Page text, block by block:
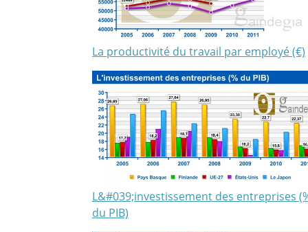
La productivité du travail par employé (€)
L&#039;investissement des entreprises
du PIB)